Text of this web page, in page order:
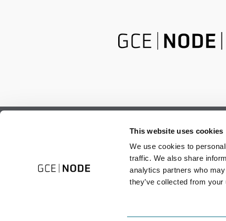
This website uses cookies
We use cookies to
traffic. We also share
analytics partners who
they’ve collected from